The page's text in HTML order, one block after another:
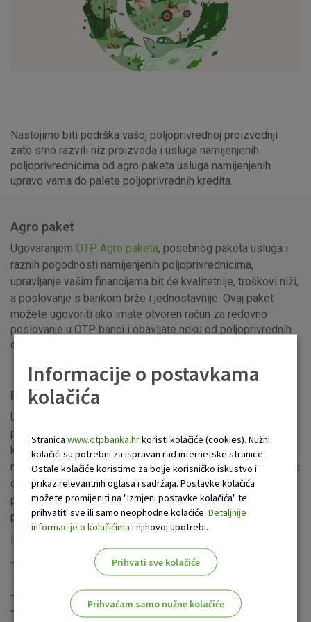
Nastojimo biti podrška vašoj poljoprivrednoj proizvodnji
zato smo razvili niz proizvoda i usluga namijenjenih
poljoprivrednicima od agro paketa usluga namijenjenih
upravo vama do palete poljoprivrednih kredita.
Agro paket
Ugovaranjem OTP Agro paketa, posebnog paketa usluga i
raznih pogodnosti namijenjenih poljoprivrednicima,
upravljanje vašim financijama bit će kvalitetnije, troškovi niži,
a poslovanje s bankom brže i jednostavnije. Ovaj paket
možete ugovoriti ako imate otvoren račun za redovno
poslovanje u OTP banci i obavljate neku od poljoprivrednih
djelatnosti.
Poljoprivredni krediti
U OTP banci imamo nekoliko kreditnih linija namijenjenih
poljoprivrednicima. Posebno smo ponosni na naše Agro
kredite temeljem ostvarenih prava u poljoprivredi koje su
naši klijenti vrlo brzo prepoznali. Ovaj kredit zaista je najbolji
odgovor na pitanje kako najlakšefinancijski premostiti
period od predavanja zahtjeva do dobivanja državnih
poticaja?
Iz ponude za vas izdvajamo:
Agro krediti temeljem ostvarenih prava na potporu u
Krediti za poljoprivrednu proizvodnju
Agro investicijski krediti za kupnju poljoprivrednog
Informacije o postavkama
kolačića
Stranica www.otpbanka.hrkoristi kolačiće (cookies). Nužni
kolačići su potrebni za ispravan rad internetske stranice.
Ostale kolačiće koristimo za bolje korisničko iskustvo i
prikaz relevantnih oglasa i sadržaja. Postavke kolačića
možete promijeniti na "Izmjeni postavke kolačića" te
prihvatiti sve ili samo neophodne kolačiće. Detaljnije
informacije o kolačićima i njihovoj upotrebi.
Prihvati sve kolačiće
Prihvaćam samo nužne kolačiće